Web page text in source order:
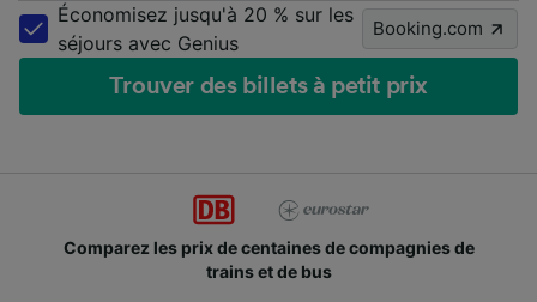
Économisez jusqu'à 20 % sur les
séjours avec Genius
Booking.com
Trouver des billets à petit prix
Comparez les prix de centaines de compagnies de
trains et de bus